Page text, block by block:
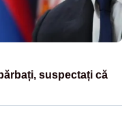
suspectați că